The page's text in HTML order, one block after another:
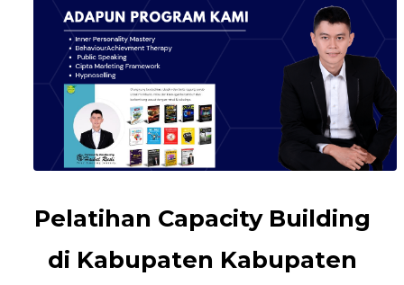
Pelatihan Capacity Building
di Kabupaten Kabupaten